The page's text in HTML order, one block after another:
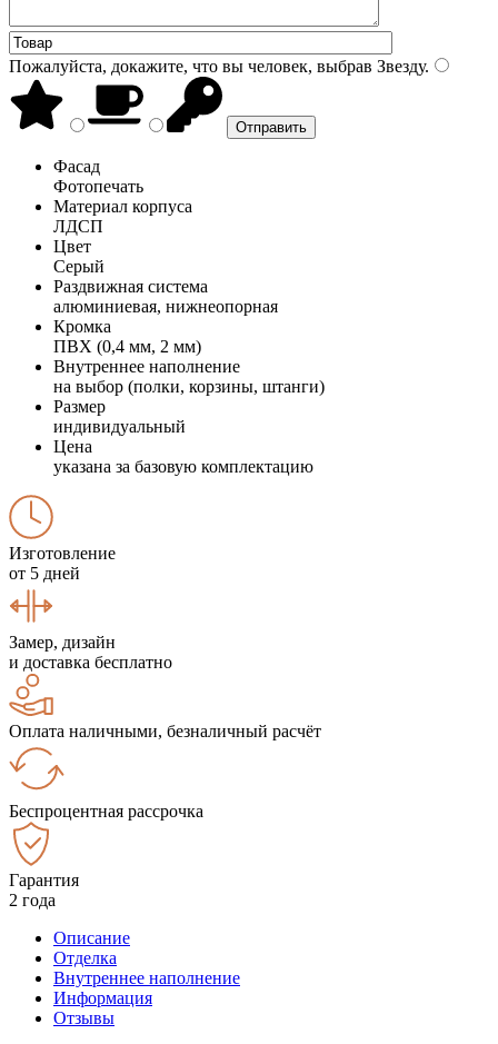
Пожалуйста, докажите, что вы человек, выбрав Звезду.
Фасад
Фотопечать
Материал корпуса
ЛДСП
Цвет
Серый
Раздвижная система
алюминиевая, нижнеопорная
Кромка
ПВХ (0,4 мм, 2 мм)
Внутреннее наполнение
на выбор (полки, корзины, штанги)
Размер
индивидуальный
Цена
указана за базовую комплектацию
Изготовление
от 5 дней
Замер, дизайн
и доставка бесплатно
Оплата наличными, безналичный расчёт
Беспроцентная рассрочка
Гарантия
2 года
Описание
Отделка
Внутреннее наполнение
Информация
Отзывы